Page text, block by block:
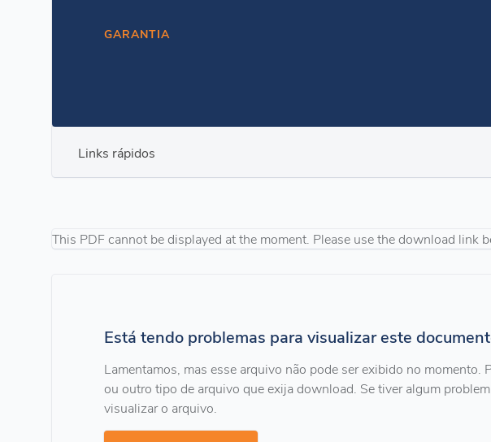
GARANTIA
Links rápidos
This PDF cannot be displayed at the moment. Please use the download link
Está tendo problemas para visualizar este
Lamentamos, mas esse arquivo não pode ser exibido no
ou outro tipo de arquivo que exija download. Se tiver algum
visualizar o arquivo.